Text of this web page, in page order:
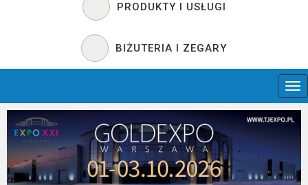
PRODUKTY I USŁUGI
BIŻUTERIA I ZEGARY